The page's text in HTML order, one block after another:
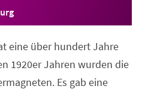
eine über hundert Jahre
1920er Jahren wurden die
Es gab eine